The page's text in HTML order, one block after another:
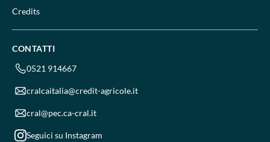
Credits
CONTATTI
0521 914667
cralcaitalia@credit-agricole.it
cral@pec.ca-cral.it
Seguici su Instagram